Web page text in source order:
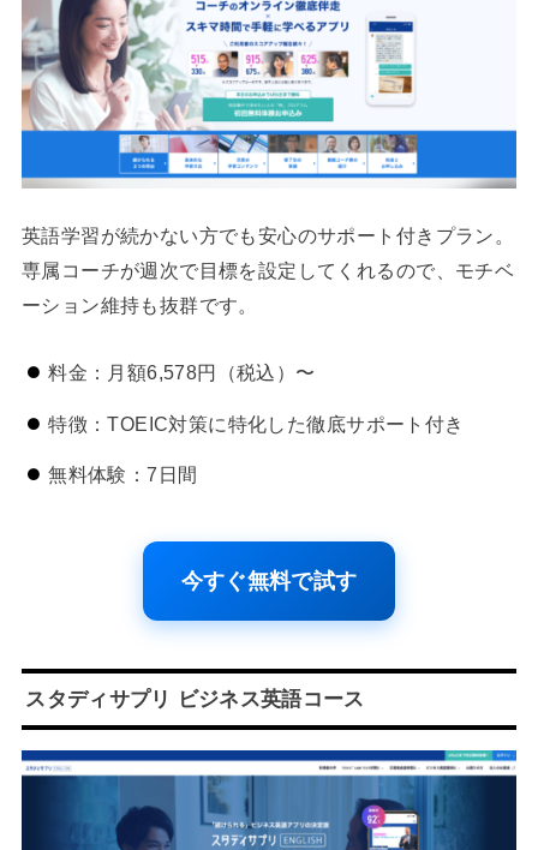
英語学習が続かない方でも安心のサポート付きプラン。
専属コーチが週次で目標を設定してくれるので、モチベ
ーション維持も抜群です。
料金：月額6,578円（税込）〜
特徴：TOEIC対策に特化した徹底サポート付き
無料体験：7日間
今すぐ無料で試す
スタディサプリ ビジネス英語コース